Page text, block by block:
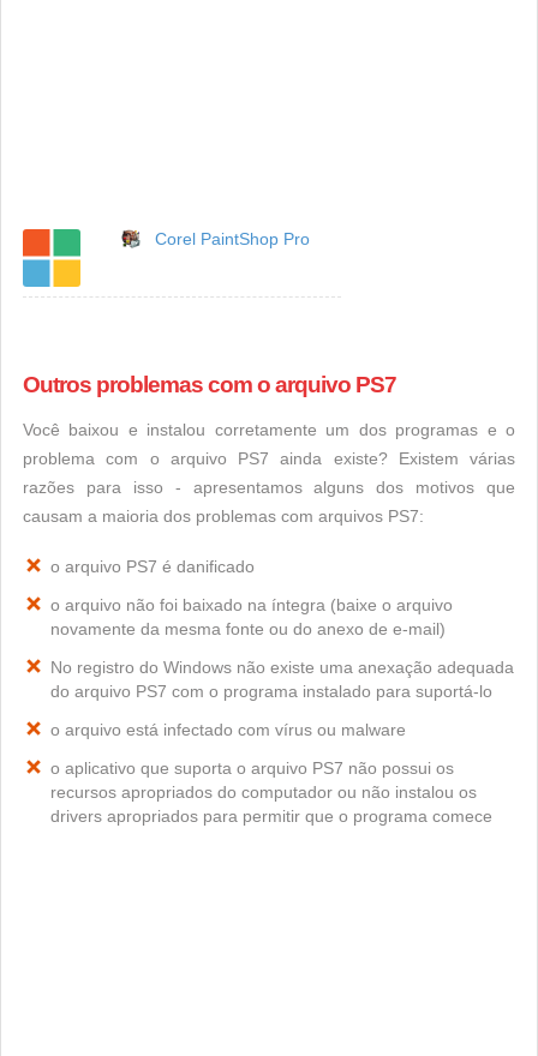
Corel PaintShop Pro
Outros problemas com o arquivo PS7
Você baixou e instalou corretamente um dos programas e o
problema com o arquivo PS7 ainda existe? Existem várias
razões para isso - apresentamos alguns dos motivos que
causam a maioria dos problemas com arquivos PS7:
o arquivo PS7 é danificado
o arquivo não foi baixado na íntegra (baixe o arquivo
novamente da mesma fonte ou do anexo de e-mail)
No registro do Windows não existe uma anexação adequada
do arquivo PS7 com o programa instalado para suportá-lo
o arquivo está infectado com vírus ou malware
o aplicativo que suporta o arquivo PS7 não possui os
recursos apropriados do computador ou não instalou os
drivers apropriados para permitir que o programa comece